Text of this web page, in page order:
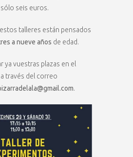
seis euros.
talleres están pensados
a nueve años de edad.
ya vuestras plazas en el
a través del correo
.